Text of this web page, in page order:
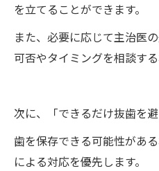
を立てることができます。
また、必要に応じて主治医
可否やタイミングを相談する
次に、「できるだけ抜歯を避
歯を保存できる可能性があ
による対応を優先します。